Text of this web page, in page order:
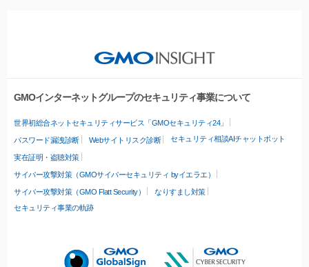
GMOインターネットグループのセキュリティ事業について
世界初総合ネットセキュリティサービス「GMOセキュリティ24」
パスワード漏洩診断 Webサイトリスク診断 セキュリティ相談AIチャットボット
実在証明・盗聴対策
サイバー攻撃対策（GMOサイバーセキュリティ byイエラエ）
サイバー攻撃対策（GMO Flatt Security）
なりすまし対策
セキュリティ事業の軌跡